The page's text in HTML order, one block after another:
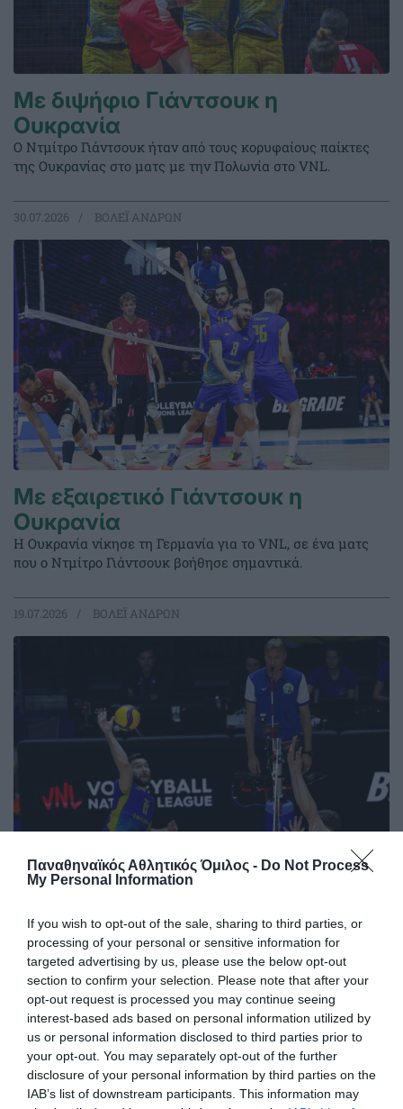
Παναθηναϊκός Αθλητικός Όμιλος - Do Not Process
My Personal Information
If you wish to opt-out of the sale, sharing to third parties, or
processing of your personal or sensitive information for
targeted advertising by us, please use the below opt-out
section to confirm your selection. Please note that after your
opt-out request is processed you may continue seeing
interest-based ads based on personal information utilized by
us or personal information disclosed to third parties prior to
your opt-out. You may separately opt-out of the further
disclosure of your personal information by third parties on the
IAB’s list of downstream participants. This information may
Με διψήφιο Γιάντσουκ η
Ουκρανία
Ο Ντμίτρο Γιάντσουκ ήταν από τους κορυφαίους παίκτες
της Ουκρανίας στο ματς με την Πολωνία στο VNL.
30.07.2026 ΒΟΛΕΪ ΑΝΔΡΩΝ
Με εξαιρετικό Γιάντσουκ η
Ουκρανία
Η Ουκρανία νίκησε τη Γερμανία για το VNL, σε ένα ματς
που ο Ντμίτρο Γιάντσουκ βοήθησε σημαντικά.
19.07.2026 ΒΟΛΕΪ ΑΝΔΡΩΝ
Με διψήφιο Γιάντσουκ η
Ουκρανία
Η Ουκρανία ηττήθηκε 3-1 από τη Σερβία για το VNL, σε ένα
ματς που ο Ντμίτρο Γιάντσουκ είχε 10 πόντους.
17.07.2026 ΒΟΛΕΪ ΑΝΔΡΩΝ